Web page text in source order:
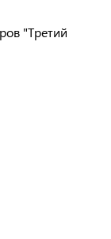
"Третий